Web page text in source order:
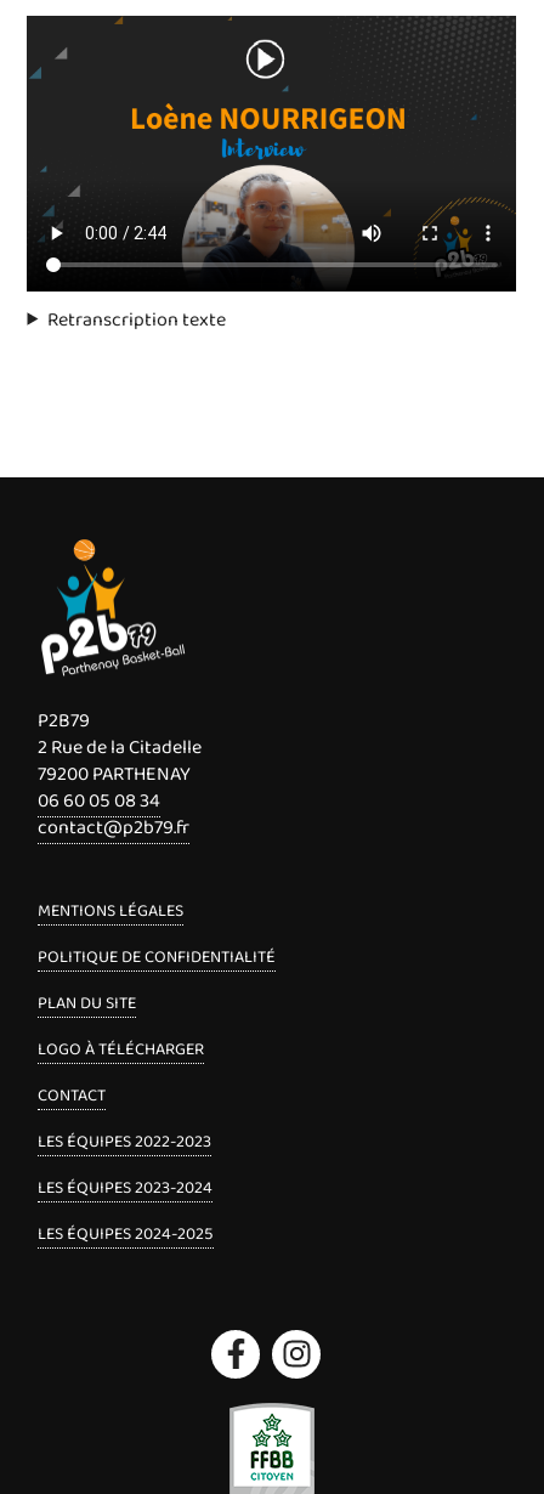
Retranscription texte
P2B79
2 Rue de la Citadelle
79200 PARTHENAY
06 60 05 08 34
contact@p2b79.fr
MENTIONS LÉGALES
POLITIQUE DE CONFIDENTIALITÉ
PLAN DU SITE
LOGO À TÉLÉCHARGER
CONTACT
LES ÉQUIPES 2022-2023
LES ÉQUIPES 2023-2024
LES ÉQUIPES 2024-2025
FacebookInstagram